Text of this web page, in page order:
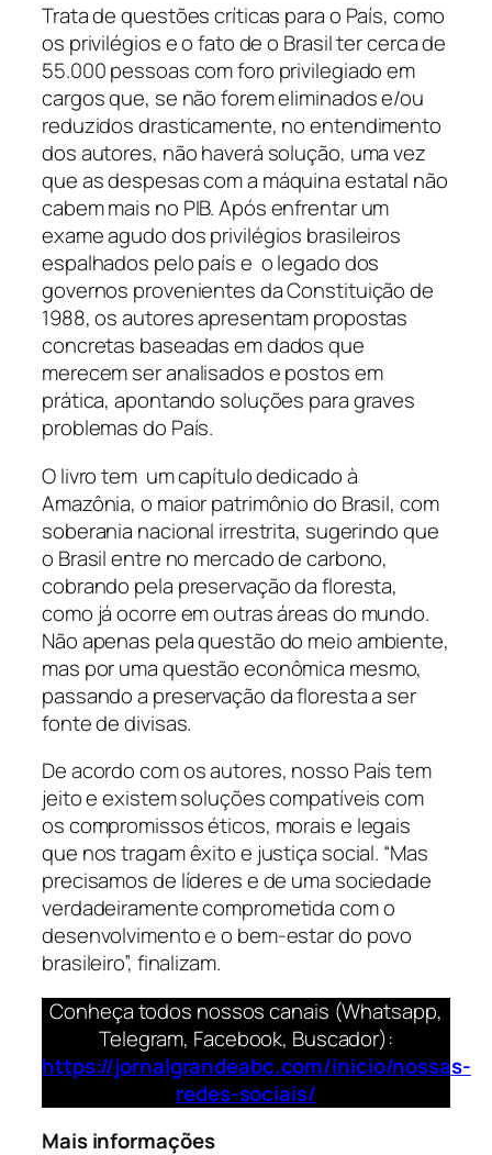
Trata de questões críticas para o País, como
os privilégios e o fato de o Brasil ter cerca de
55.000 pessoas com foro privilegiado em
cargos que, se não forem eliminados e/ou
reduzidos drasticamente, no entendimento
dos autores, não haverá solução, uma vez
que as despesas com a máquina estatal não
cabem mais no PIB. Após enfrentar um
exame agudo dos privilégios brasileiros
espalhados pelo país e o legado dos
governos provenientes da Constituição de
1988, os autores apresentam propostas
concretas baseadas em dados que
merecem ser analisados e postos em
prática, apontando soluções para graves
problemas do País.
O livro tem um capítulo dedicado à
Amazônia, o maior patrimônio do Brasil, com
soberania nacional irrestrita, sugerindo que
o Brasil entre no mercado de carbono,
cobrando pela preservação da floresta,
como já ocorre em outras áreas do mundo.
Não apenas pela questão do meio ambiente,
mas por uma questão econômica mesmo,
passando a preservação da floresta a ser
fonte de divisas.
De acordo com os autores, nosso País tem
jeito e existem soluções compatíveis com
os compromissos éticos, morais e legais
que nos tragam êxito e justiça social. “Mas
precisamos de líderes e de uma sociedade
verdadeiramente comprometida com o
desenvolvimento e o bem-estar do povo
brasileiro”, finalizam.
Conheça todos nossos canais (Whatsapp,
Telegram, Facebook, Buscador):
https://jornalgrandeabc.com/inicio/nossas-
redes-sociais/
Mais informações